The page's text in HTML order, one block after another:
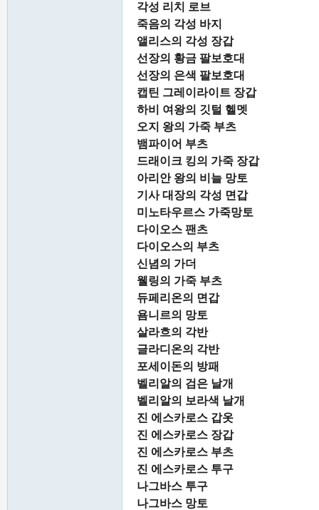
각성 리치 로브
죽음의 각성 바지
앨리스의 각성 장갑
선장의 황금 팔보호대
선장의 은색 팔보호대
캡틴 그레이라이트 장갑
하비 여왕의 깃털 헬멧
오지 왕의 가죽 부츠
뱀파이어 부츠
드래이크 킹의 가죽 장갑
아리안 왕의 비늘 망토
기사 대장의 각성 면갑
미노타우르스 가죽망토
다이오스 팬츠
다이오스의 부츠
신념의 가더
웰링의 가죽 부츠
듀페리온의 면갑
욤니르의 망토
살라흐의 각반
글라디온의 각반
포세이돈의 방패
벨리알의 검은 날개
벨리알의 보라색 날개
진 에스카로스 갑옷
진 에스카로스 장갑
진 에스카로스 부츠
진 에스카로스 투구
나그바스 투구
나그바스 망토